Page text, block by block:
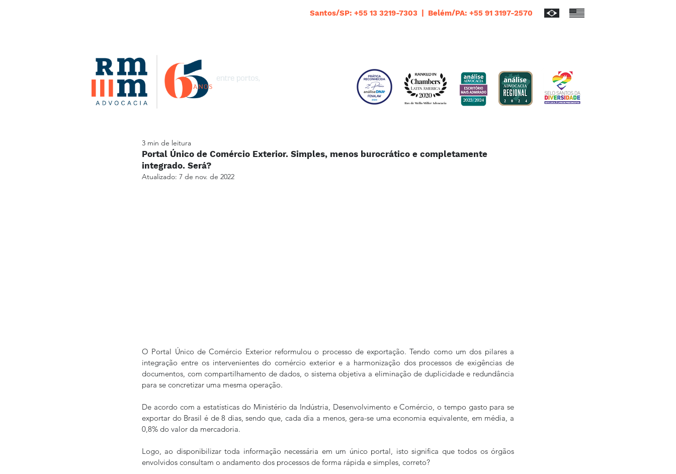
Santos/SP: +55 13 3219-7303 | Belém/PA: +55 91 3197-2570
Portal Único de Comércio Exterior. Simples, menos burocrático e completamente
integrado. Será?
3 min de leitura
Atualizado: 7 de nov. de 2022
O Portal Único de Comércio Exterior reformulou o processo de exportação. Tendo como um dos pilares a
integração entre os intervenientes do comércio exterior e a harmonização dos processos de exigências de
documentos, com compartilhamento de dados, o sistema objetiva a eliminação de duplicidade e redundância
para se concretizar uma mesma operação.
De acordo com a estatísticas do Ministério da Indústria, Desenvolvimento e Comércio, o tempo gasto para se
exportar do Brasil é de 8 dias, sendo que, cada dia a menos, gera-se uma economia equivalente, em média, a
0,8% do valor da mercadoria.
Logo, ao disponibilizar toda informação necessária em um único portal, isto significa que todos os órgãos
envolvidos consultam o andamento dos processos de forma rápida e simples, correto?